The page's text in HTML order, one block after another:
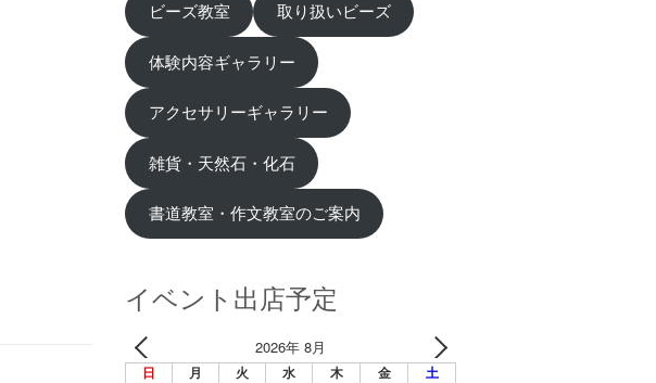
ビーズ教室 取り扱いビーズ
体験内容ギャラリー
アクセサリーギャラリー
雑貨・天然石・化石
書道教室・作文教室のご案内
イベント出店予定
2026年 8月
日 月 火 水 木 金 土